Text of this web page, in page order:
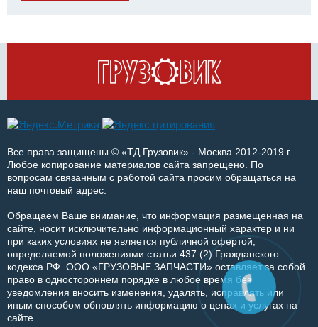
Все права защищены © «ТД Грузовик» - Москва 2012-2019 г.
Любое копирование материалов сайта запрещено. По
вопросам связанным с работой сайта просим обращаться на
наш почтовый адрес.
Обращаем Ваше внимание, что информация размещенная на
сайте, носит исключительно информационный характер и ни
при каких условиях не является публичной офертой,
определяемой положениями статьи 437 (2) Гражданского
кодекса РФ. ООО «ГРУЗОВЫЕ ЗАПЧАСТИ» оставляет за собой
право в одностороннем порядке в любое время без
уведомления вносить изменения, удалять, исправлять или
иным способом обновлять информацию о ценах и услугах на
сайте.